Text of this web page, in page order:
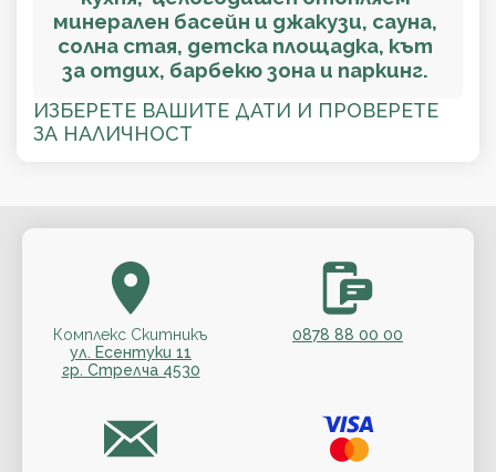
минерален басейн и джакузи, сауна,
солна стая, детска площадка, кът
за отдих, барбекю зона и паркинг.
ИЗБЕРЕТЕ ВАШИТЕ ДАТИ И ПРОВЕРЕТЕ
ЗА НАЛИЧНОСТ
Комплекс Скитникъ
ул. Есентуки 11
гр. Стрелча 4530
0878 88 00 00